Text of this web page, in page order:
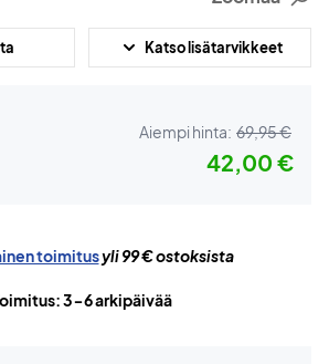
Katso lisätarvikkeet
Aiempi hinta: 69,95 €
42,00 €
toimitusyli 99 € ostoksista
3-6 arkipäivää